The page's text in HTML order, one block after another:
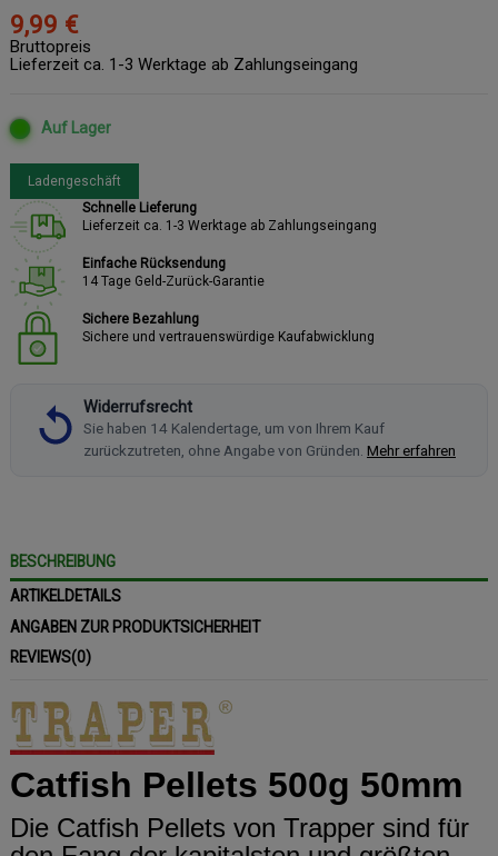
9,99 €
Bruttopreis
Lieferzeit ca. 1-3 Werktage ab Zahlungseingang
Auf Lager
Ladengeschäft
Schnelle Lieferung
Lieferzeit ca. 1-3 Werktage ab Zahlungseingang
Einfache Rücksendung
14 Tage Geld-Zurück-Garantie
Sichere Bezahlung
Sichere und vertrauenswürdige Kaufabwicklung
Widerrufsrecht
Sie haben 14 Kalendertage, um von Ihrem Kauf
zurückzutreten, ohne Angabe von Gründen. Mehr erfahren
BESCHREIBUNG
ARTIKELDETAILS
ANGABEN ZUR PRODUKTSICHERHEIT
REVIEWS(0)
Catfish Pellets 500g 50mm
Die Catfish Pellets von Trapper sind für